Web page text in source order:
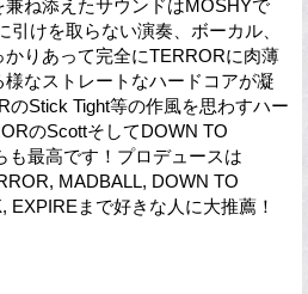
兼ね添えたサウンドはMOSHYで
けを取らない演奏、ボーカル、
りあって完全にTERRORに肉薄
なストレートなハードコアが凝
のStick Tight等の作風を思わすハー
のScottそしてDOWN TO
も最高です！プロデュースは
MADBALL, DOWN TO
EXPIREまで好きな人に大推薦！